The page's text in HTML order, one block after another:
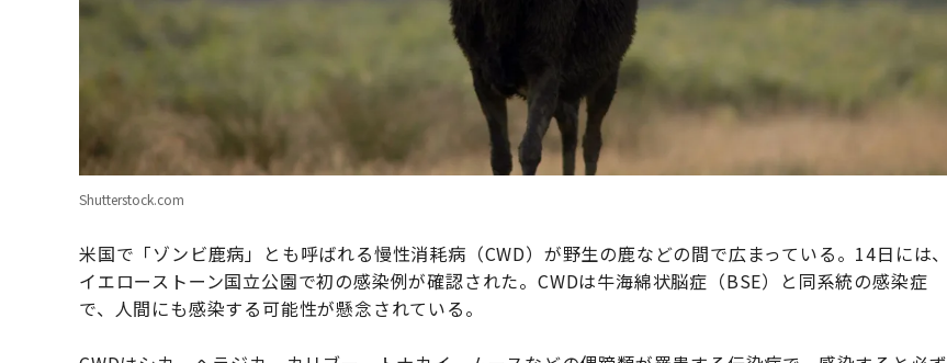
Shutterstock.com
米国で「ゾンビ鹿病」とも呼ばれる慢性消耗病（CWD）が野生の鹿などの間で広まっている。14日には、
イエローストーン国立公園で初の感染例が確認された。CWDは牛海綿状脳症（BSE）と同系統の感染症
で、人間にも感染する可能性が懸念されている。